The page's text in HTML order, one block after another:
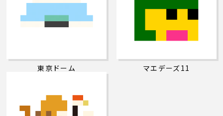
東京ドーム マエデーズ11